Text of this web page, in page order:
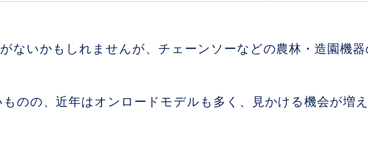
ないかもしれませんが、チェーンソーなどの農林・造園機
のの、近年はオンロードモデルも多く、見かける機会が増